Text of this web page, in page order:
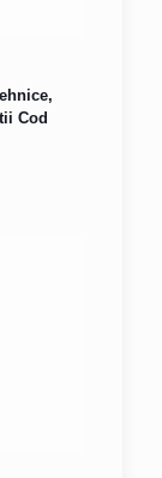
Cod